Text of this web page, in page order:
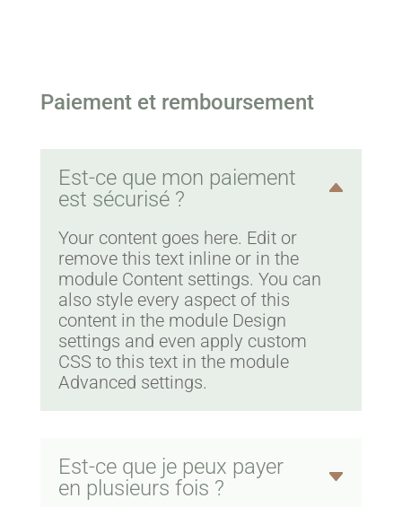
Paiement et remboursement
Est-ce que mon paiement
est sécurisé ?
Your content goes here. Edit or
remove this text inline or in the
module Content settings. You can
also style every aspect of this
content in the module Design
settings and even apply custom
CSS to this text in the module
Advanced settings.
Est-ce que je peux payer
en plusieurs fois ?